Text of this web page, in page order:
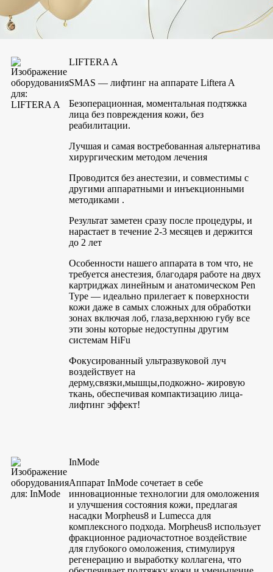
Европейские технологии
В нашей клинике используются
новейшие технологии на современном оборудовании —
подробнее
LIFTERA A
SMAS — лифтинг на аппарате Liftera A
Безоперационная, моментальная подтяжка
лица без повреждения кожи, без
реабилитации.
Лучшая и самая востребованная альтернатива
хирургическим методом лечения
Проводится без анестезии, и совместимы с
другими аппаратными и инъекционными
методиками .
Результат заметен сразу после процедуры, и
нарастает в течение 2-3 месяцев и держится
до 2 лет
Особенности нашего аппарата в том что, не
требуется анестезия, благодаря работе на двух
картриджах линейным и анатомическом Pen
Type — идеально прилегает к поверхности
кожи даже в самых сложных для обработки
зонах включая лоб, глаза,верхнюю губу все
эти зоны которые недоступны другим
системам HiFu
Фокусированный ультразвуковой луч
воздействует на
дерму,связки,мышцы,подкожно- жировую
ткань, обеспечивая компактизацию лица-
лифтинг эффект!
InMode
Аппарат InMode сочетает в себе
инновационные технологии для омоложения
и улучшения состояния кожи, предлагая
насадки Morpheus8 и Lumecca для
комплексного подхода. Morpheus8 использует
фракционное радиочастотное воздействие
для глубокого омоложения, стимулируя
регенерацию и выработку коллагена, что